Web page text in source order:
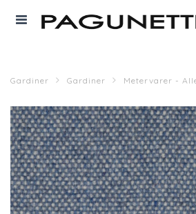
Gardiner Gardiner Metervarer -